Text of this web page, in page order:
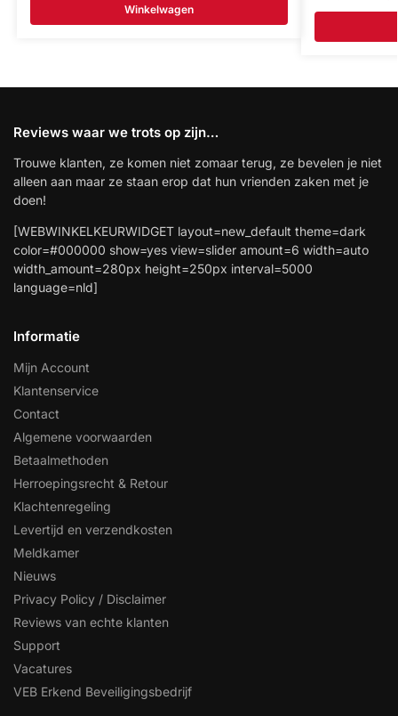
Winkelwagen
Reviews waar we trots op zijn…
Trouwe klanten, ze komen niet zomaar terug, ze bevelen je niet
alleen aan maar ze staan erop dat hun vrienden zaken met je
doen!
[WEBWINKELKEURWIDGET layout=new_default theme=dark
color=#000000 show=yes view=slider amount=6 width=auto
width_amount=280px height=250px interval=5000
language=nld]
Informatie
Mijn Account
Klantenservice
Contact
Algemene voorwaarden
Betaalmethoden
Herroepingsrecht & Retour
Klachtenregeling
Levertijd en verzendkosten
Meldkamer
Nieuws
Privacy Policy / Disclaimer
Reviews van echte klanten
Support
Vacatures
VEB Erkend Beveiligingsbedrijf